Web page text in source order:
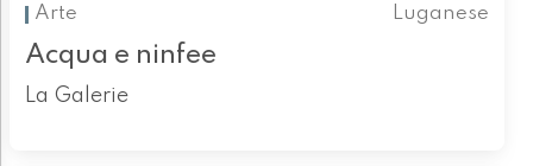
Arte
Luganese
Acqua e ninfee
La Galerie